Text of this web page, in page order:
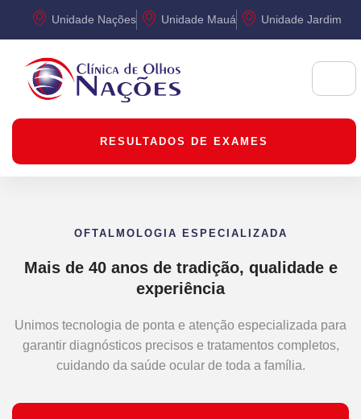
Unidade Nações Unidade Mauá Unidade Jardim
RESULTADOS DE EXAMES
OFTALMOLOGIA ESPECIALIZADA
Mais de 40 anos de tradição, qualidade e
experiência
Unimos tecnologia de ponta e atenção especializada para
garantir diagnósticos precisos e tratamentos completos,
cuidando da saúde ocular de toda a família.